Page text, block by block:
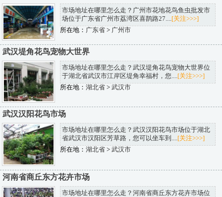
市场地址在哪里怎么走？广州市花地花鸟鱼虫批发市
场位于广东省广州市荔湾区喜鹊路27....[关注>>>]
所在地： 广东省> 广州市
武汉堤角花鸟宠物大世界
市场地址在哪里怎么走？武汉堤角花鸟宠物大世界位
于湖北省武汉市江岸区堤角幸福村，您....[关注>>>]
所在地： 湖北省> 武汉市
武汉汉阳花鸟市场
市场地址在哪里怎么走？武汉汉阳花鸟市场位于湖北
省武汉市汉阳区芳草路，您可以坐车到.... [关注>>>]
所在地： 湖北省> 武汉市
河南省商丘东方花卉市场
市场地址在哪里怎么走？河南省商丘东方花卉市场位